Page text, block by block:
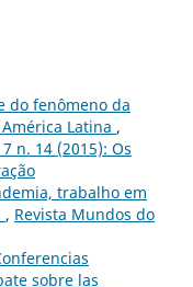
do fenômeno da
Latina ,
n. 14 (2015): Os
trabalho em
, Revista Mundos do
sobre las